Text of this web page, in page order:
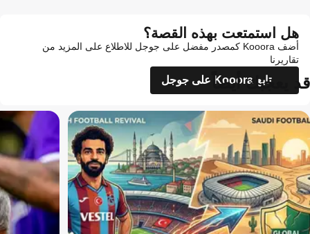
هل استمتعت بهذه القصة؟
أضف Kooora كمصدر مفضل على جوجل للاطلاع على المزيد من
تقاريرنا
تابع Kooora على جوجل
قد يعجبك أيضاً